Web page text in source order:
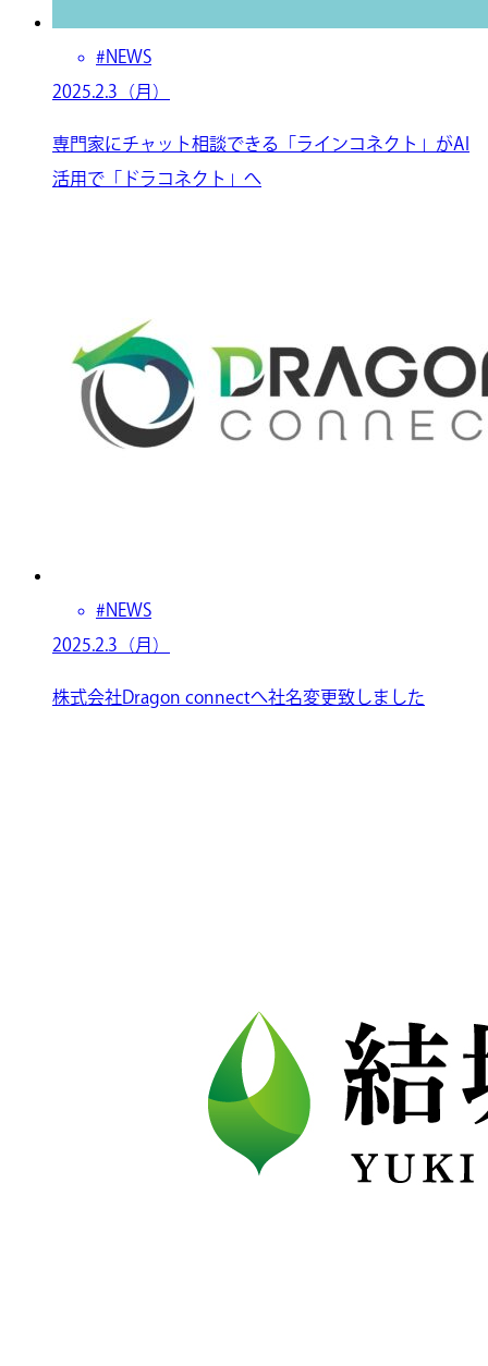
#NEWS
2025.2.3（月）
専門家にチャット相談できる「ラインコネクト」がAI
活用で「ドラコネクト」へ
#NEWS
2025.2.3（月）
株式会社Dragon connectへ社名変更致しました